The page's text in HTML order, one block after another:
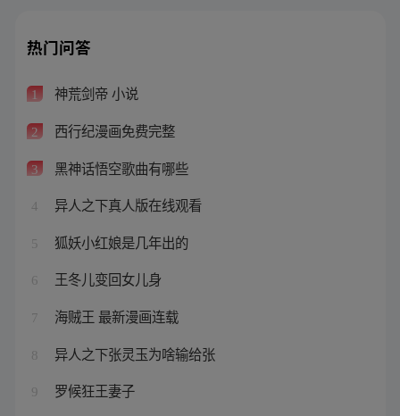
热门问答
1 神荒剑帝 小说
2 西行纪漫画免费完整
3 黑神话悟空歌曲有哪些
4 异人之下真人版在线观看
5 狐妖小红娘是几年出的
6 王冬儿变回女儿身
7 海贼王 最新漫画连载
8 异人之下张灵玉为啥输给张
9 罗候狂王妻子